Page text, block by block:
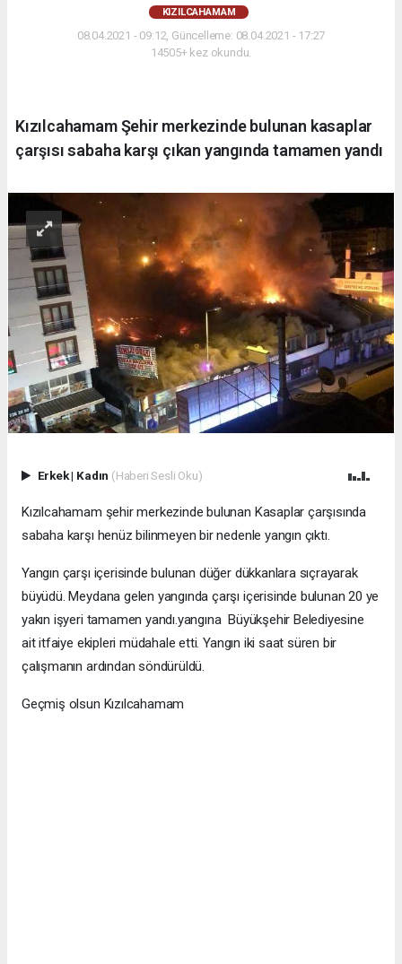
KIZILCAHAMAM
08.04.2021 - 09:12, Güncelleme: 08.04.2021 - 17:27
14505+ kez okundu.
Kızılcahamam Şehir merkezinde bulunan kasaplar
çarşısı sabaha karşı çıkan yangında tamamen yandı
Erkek| Kadın (Haberi Sesli Oku)
Kızılcahamam şehir merkezinde bulunan Kasaplar çarşısında
sabaha karşı henüz bilinmeyen bir nedenle yangın çıktı.
Yangın çarşı içerisinde bulunan düğer dükkanlara sıçrayarak
büyüdü. Meydana gelen yangında çarşı içerisinde bulunan 20 ye
yakın işyeri tamamen yandı.yangına Büyükşehir Belediyesine
ait itfaiye ekipleri müdahale etti. Yangın iki saat süren bir
çalışmanın ardından söndürüldü.
Geçmiş olsun Kızılcahamam